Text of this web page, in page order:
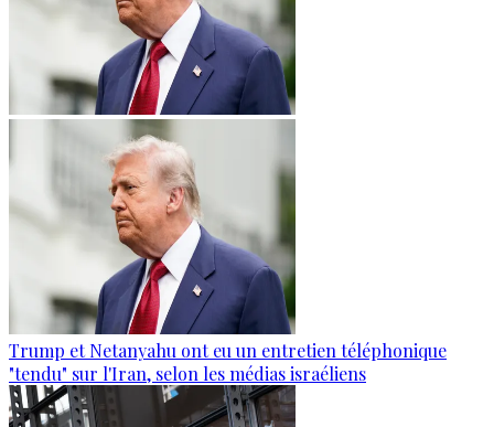
Trump et Netanyahu ont eu un entretien téléphonique
"tendu" sur l'Iran, selon les médias israéliens